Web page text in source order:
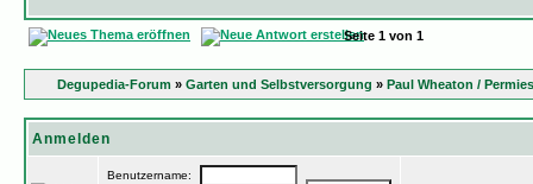
Seite 1 von 1
Degupedia-Forum » Garten und Selbstversorgung » Paul Wheaton /
Anmelden
Benutzername: